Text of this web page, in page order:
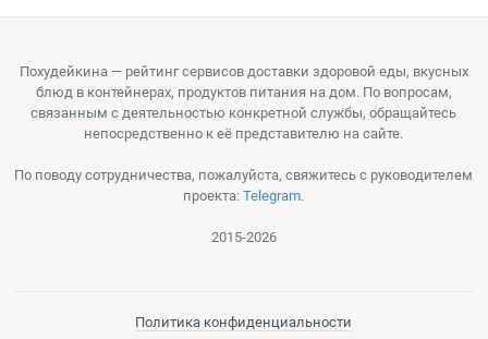
Похудейкина — рейтинг сервисов доставки здоровой еды, вкусных
блюд в контейнерах, продуктов питания на дом. По вопросам,
связанным с деятельностью конкретной службы, обращайтесь
непосредственно к её представителю на сайте.
По поводу сотрудничества, пожалуйста, свяжитесь с руководителем
проекта:Telegram.
2015-2026
Политика конфиденциальности